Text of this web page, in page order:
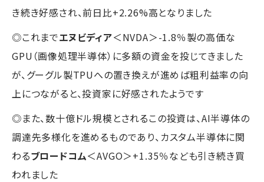
き続き好感され、前日比+2.26%高となりました
◎これまでエヌビディア＜NVDA＞-1.8％製の高価な
GPU（画像処理半導体）に多額の資金を投じてきました
が、グーグル製TPUへの置き換えが進めば粗利益率の向
上につながると、投資家に好感されたようです
◎また、数十億ドル規模とされるこの投資は、AI半導体の
調達先多様化を進めるものであり、カスタム半導体に関
わるブロードコム＜AVGO＞+1.35％なども引き続き買
われました